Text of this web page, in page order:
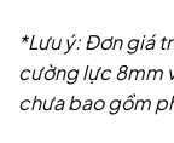
*Lưu ý: Đơn giá
cường lực 8mm
chưa bao gồm